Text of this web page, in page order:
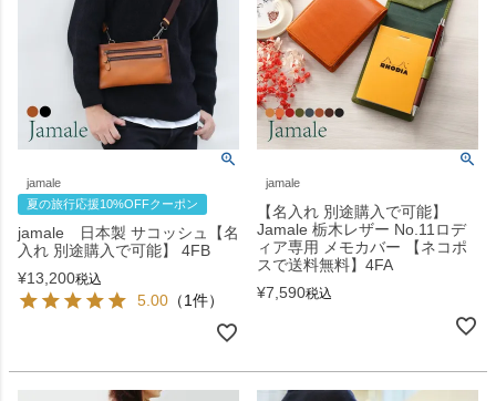
jamale
夏の旅行応援10%OFFクーポン
jamale 日本製 サコッシュ【名
入れ 別途購入で可能】 4FB
¥13,200税込
5.00 （1件）
jamale
【名入れ 別途購入で可能】
Jamale 栃木レザー No.11ロデ
ィア専用 メモカバー 【ネコポ
スで送料無料】4FA
¥7,590税込